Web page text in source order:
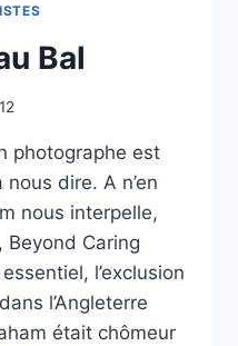
Bal
photographe est
nous dire. A n’en
nous interpelle,
Beyond Caring
l’exclusion
l’Angleterre
était chômeur